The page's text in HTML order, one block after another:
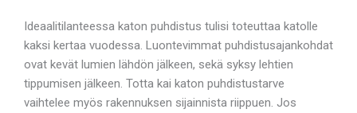
Ideaalitilanteessa katon puhdistus tulisi toteuttaa katolle
kaksi kertaa vuodessa. Luontevimmat puhdistusajankohdat
ovat kevät lumien lähdön jälkeen, sekä syksy lehtien
tippumisen jälkeen. Totta kai katon puhdistustarve
vaihtelee myös rakennuksen sijainnista riippuen. Jos